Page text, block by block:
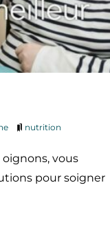
nutrition
vous
pour soigner